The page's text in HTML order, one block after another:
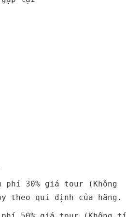
30% giá tour (Không
theo qui định của hãng.